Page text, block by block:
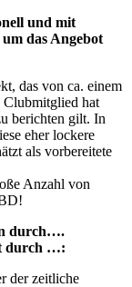
und mit
das Angebot
das von ca. einem
Clubmitglied hat
berichten gilt. In
eher lockere
als vorbereitete
Anzahl von
durch….
durch …:
der zeitliche